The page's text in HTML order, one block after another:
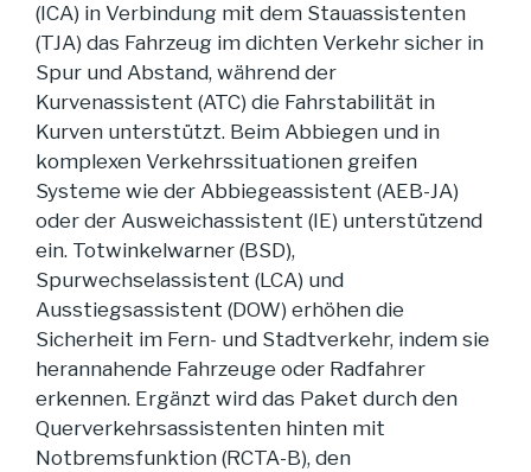
(ICA) in Verbindung mit dem Stauassistenten
(TJA) das Fahrzeug im dichten Verkehr sicher in
Spur und Abstand, während der
Kurvenassistent (ATC) die Fahrstabilität in
Kurven unterstützt. Beim Abbiegen und in
komplexen Verkehrssituationen greifen
Systeme wie der Abbiegeassistent (AEB-JA)
oder der Ausweichassistent (IE) unterstützend
ein. Totwinkelwarner (BSD),
Spurwechselassistent (LCA) und
Ausstiegsassistent (DOW) erhöhen die
Sicherheit im Fern- und Stadtverkehr, indem sie
herannahende Fahrzeuge oder Radfahrer
erkennen. Ergänzt wird das Paket durch den
Querverkehrsassistenten hinten mit
Notbremsfunktion (RCTA-B), den